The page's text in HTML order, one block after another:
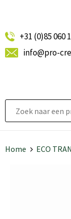
+31 (0)85 060
info@pro-
Home ECO